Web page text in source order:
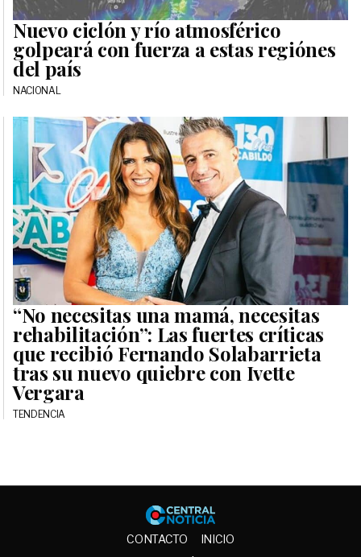
Nuevo ciclón y río atmosférico
golpeará con fuerza a estas regiónes
del país
NACIONAL
“No necesitas una mamá, necesitas
rehabilitación”: Las fuertes críticas
que recibió Fernando Solabarrieta
tras su nuevo quiebre con Ivette
Vergara
TENDENCIA
Central
CONTACTO INICIO